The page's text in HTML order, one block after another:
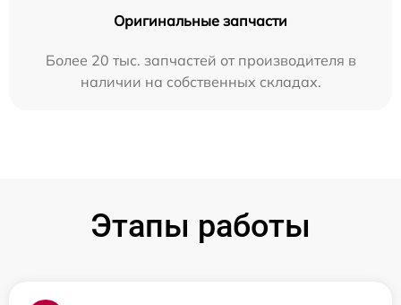
Оригинальные запчасти
Более 20 тыс. запчастей от производителя в
наличии на собственных складах.
Этапы работы